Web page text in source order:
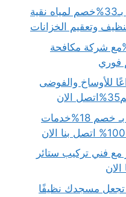
شركة تنظيف خزانات بالرياض بـ33%خصم لمياه نقية
انحلت100%مع شركة مكافحة
للأوساخ والفوضى
شركة تنظيف مطاعم بالرياض بـ خصم 18%خدمات
فني تركيب ستائر
مسجدك نظيفًا